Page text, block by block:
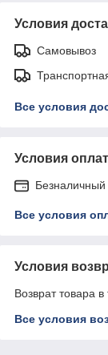
Условия
Самовывоз
Все условия
Условия
Безналичный
Все условия
Условия
Возврат товара
Все условия